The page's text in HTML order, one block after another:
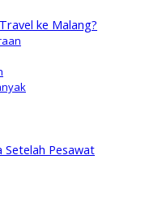
ke Malang?
Setelah Pesawat